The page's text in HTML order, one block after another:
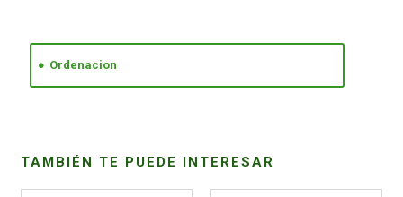
Ordenacion
TAMBIÉN TE PUEDE INTERESAR